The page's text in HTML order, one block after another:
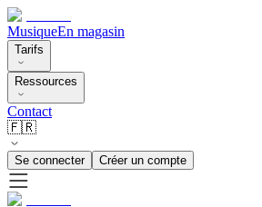
MusiqueEn magasin
Tarifs
Ressources
Contact
🇫🇷
Se connecter Créer un compte